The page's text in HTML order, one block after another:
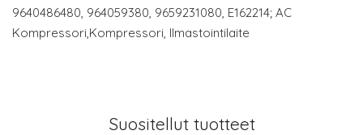
9640486480, 964059380, 9659231080, E162214; AC
Kompressori,Kompressori, Ilmastointilaite
Suositellut tuotteet